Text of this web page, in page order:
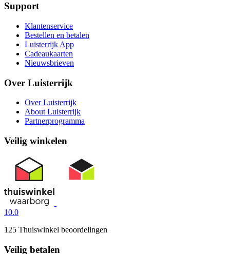
Support
Klantenservice
Bestellen en betalen
Luisterrijk App
Cadeaukaarten
Nieuwsbrieven
Over Luisterrijk
Over Luisterrijk
About Luisterrijk
Partnerprogramma
Veilig winkelen
10.0
125 Thuiswinkel beoordelingen
Veilig betalen